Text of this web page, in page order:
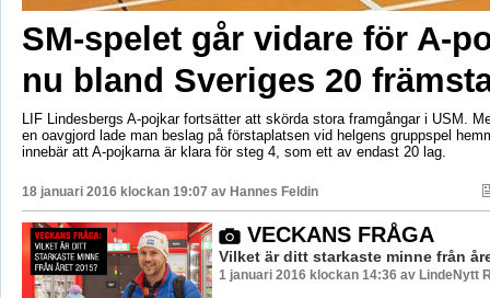
SM-spelet går vidare för A-
nu bland Sveriges 20
LIF Lindesbergs A-pojkar fortsätter att skörda stora framgångar i USM.
en oavgjord lade man beslag på förstaplatsen vid helgens gruppspel
innebär att A-pojkarna är klara för steg 4, som ett av endast 20 lag.
18 januari 2016 klockan 19:07 av Hannes Feldin
VECKANS FRÅGA
Vilket är ditt starkaste minne från
1 januari 2016 klockan 14:36 av LindeNytt